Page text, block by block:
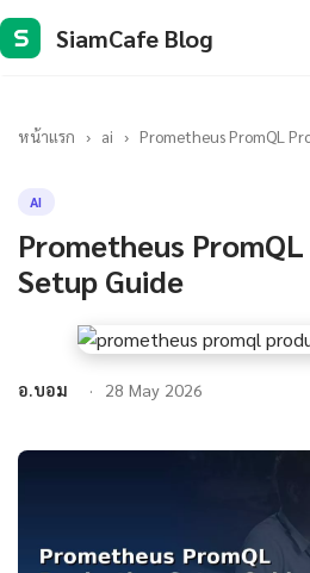
S SiamCafe Blog
หน้าแรก › ai › Prometheus PromQL
AI
Prometheus
Setup Guide
อ.บอม 28 May 2026